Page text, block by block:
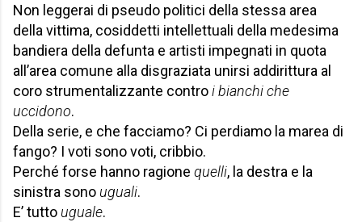
Non leggerai di pseudo politici della stessa area
della vittima, cosiddetti intellettuali della medesima
bandiera della defunta e artisti impegnati in quota
all’area comune alla disgraziata unirsi addirittura al
coro strumentalizzante controi bianchi che
uccidono.
Della serie, e che facciamo? Ci perdiamo la marea di
fango? I voti sono voti, cribbio.
Perché forse hanno ragione quelli, la destra e la
sinistra sono uguali.
E’ tutto uguale.